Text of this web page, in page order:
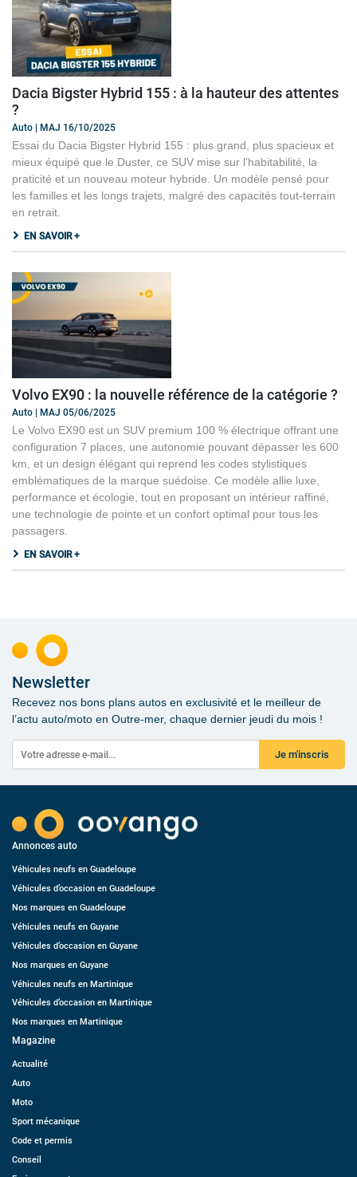
Dacia Bigster Hybrid 155 : à la hauteur des attentes
?
Auto | MAJ 16/10/2025
Essai du Dacia Bigster Hybrid 155 : plus grand, plus spacieux et
mieux équipé que le Duster, ce SUV mise sur l’habitabilité, la
praticité et un nouveau moteur hybride. Un modèle pensé pour
les familles et les longs trajets, malgré des capacités tout-terrain
en retrait.
EN SAVOIR +
Volvo EX90 : la nouvelle référence de la catégorie ?
Auto | MAJ 05/06/2025
Le Volvo EX90 est un SUV premium 100 % électrique offrant une
configuration 7 places, une autonomie pouvant dépasser les 600
km, et un design élégant qui reprend les codes stylistiques
emblématiques de la marque suédoise. Ce modèle allie luxe,
performance et écologie, tout en proposant un intérieur raffiné,
une technologie de pointe et un confort optimal pour tous les
passagers.
EN SAVOIR +
Newsletter
Recevez nos bons plans autos en exclusivité et le meilleur de
l’actu auto/moto en Outre-mer, chaque dernier jeudi du mois !
Je m'inscris
Annonces auto
Véhicules neufs en Guadeloupe
Véhicules d’occasion en Guadeloupe
Nos marques en Guadeloupe
Véhicules neufs en Guyane
Véhicules d’occasion en Guyane
Nos marques en Guyane
Véhicules neufs en Martinique
Véhicules d’occasion en Martinique
Nos marques en Martinique
Magazine
Actualité
Auto
Moto
Sport mécanique
Code et permis
Conseil